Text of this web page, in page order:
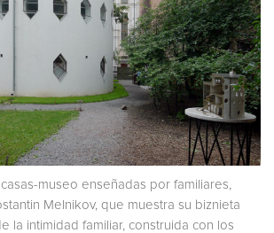
museo enseñadas por familiares,
Melnikov, que muestra su biznieta
la intimidad familiar, construida con los